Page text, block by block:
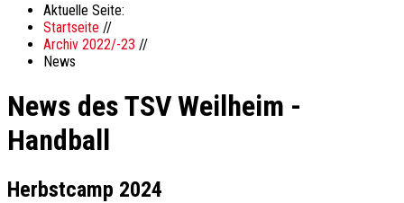
Aktuelle Seite:
Startseite //
Archiv 2022/-23 //
News
News des TSV Weilheim -
Handball
Herbstcamp 2024